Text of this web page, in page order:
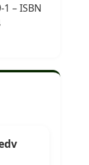
– ISBN